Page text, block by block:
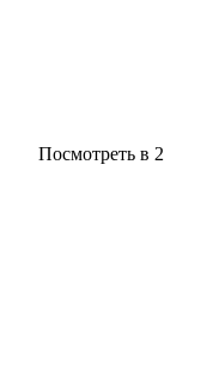
Посмотреть в 2